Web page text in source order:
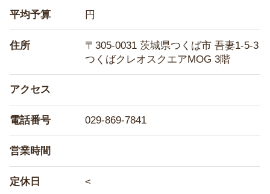
平均予算 円
住所
〒305-0031 茨城県つくば市 吾妻1-5-3
つくばクレオスクエアMOG 3階
アクセス
電話番号 029-869-7841
営業時間
定休日 <